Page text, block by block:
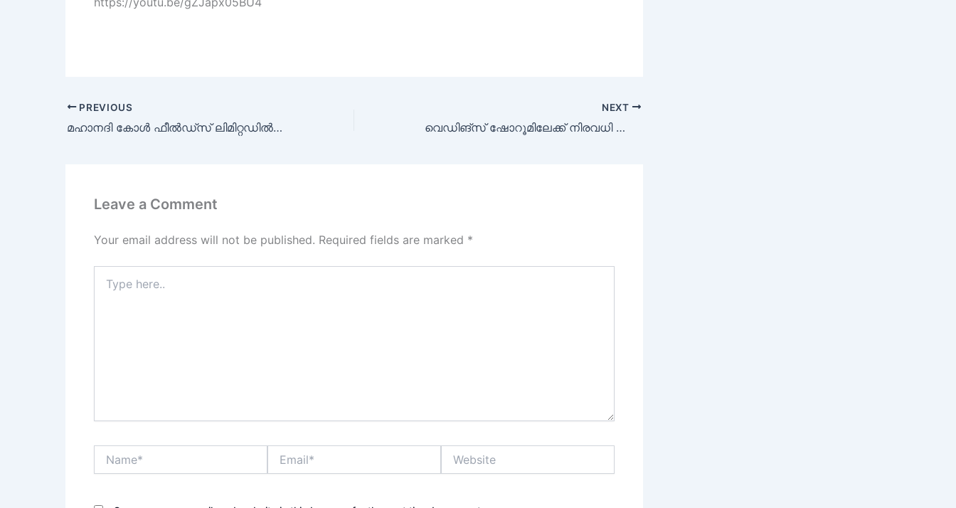
PREVIOUS
മഹാനദി കോൾ ഫീൽഡ്സ് ലിമിറ്റഡിൽ നിരവധി ഒഴിവുകൾ
NEXT
വെഡിങ്സ് ഷോറൂമിലേക്ക് നിരവധി ജോലി ഒഴിവുകൾ ഇപ്പോൾ അപേക്ഷിക്കാം
Leave a Comment
Your email address will not be published. Required fields are marked *
here..